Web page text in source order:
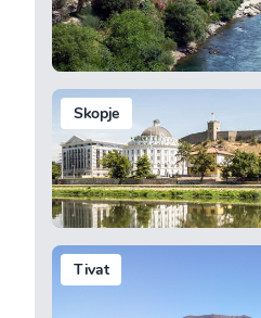
Skopje
Tivat